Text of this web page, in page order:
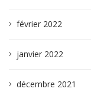
février 2022
janvier 2022
décembre 2021